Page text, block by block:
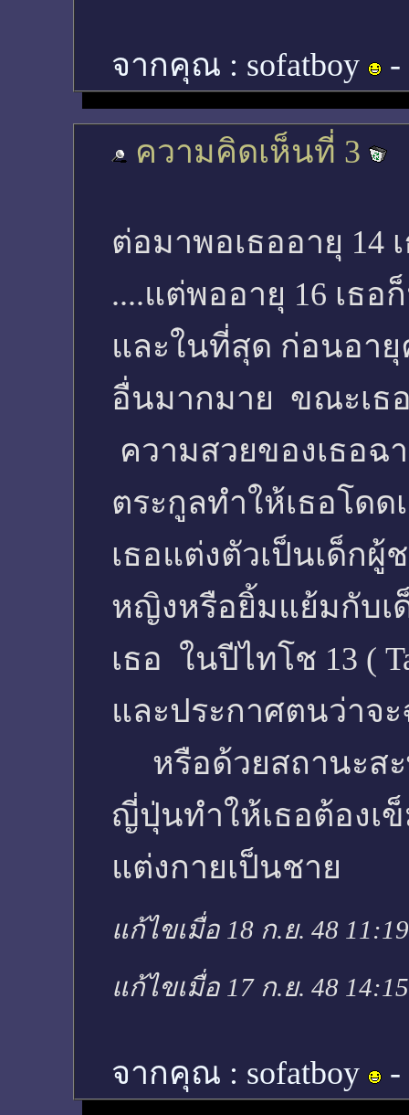
จากคุณ : sofatboy
ความคิดเห็นที่ 3
ต่อมาพอเธออายุ 14
....แต่พออายุ 16 เธอ
และในที่สุด ก่อนอา
อื่นมากมาย ขณะเธอ
ความสวยของเธอ
ตระกูลทำให้เธอโด
เธอแต่งตัวเป็นเด็กผู้
หญิงหรือยิ้มแย้มกับเ
เธอ ในปีไทโช 13 (
และประกาศตนว่าจ
หรือด้วยสถานะสะ
ญี่ปุ่นทำให้เธอต้องเ
แต่งกายเป็นชาย
แก้ไขเมื่อ 18 ก.ย. 48
แก้ไขเมื่อ 17 ก.ย. 48
จากคุณ : sofatboy